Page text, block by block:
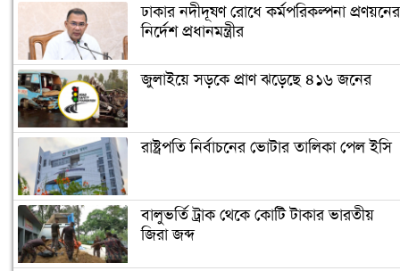
ঢাকার নদীদূষণ রোধে কর্মপরিকল্পনা প্রণয়নের
নির্দেশ প্রধানমন্ত্রীর
জুলাইয়ে সড়কে প্রাণ ঝড়েছে ৪১৬ জনের
রাষ্ট্রপতি নির্বাচনের ভোটার তালিকা পেল ইসি
বালুভর্তি ট্রাক থেকে কোটি টাকার ভারতীয়
জিরা জব্দ